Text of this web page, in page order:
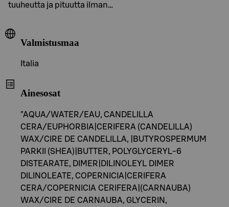
tuuheutta ja pituutta ilman…
Valmistusmaa
Italia
Ainesosat
"AQUA/WATER/EAU, CANDELILLA
CERA/EUPHORBIA|CERIFERA (CANDELILLA)
WAX/CIRE DE CANDELILLA, |BUTYROSPERMUM
PARKII (SHEA)|BUTTER, POLYGLYCERYL-6
DISTEARATE, DIMER|DILINOLEYL DIMER
DILINOLEATE, COPERNICIA|CERIFERA
CERA/COPERNICIA CERIFERA|(CARNAUBA)
WAX/CIRE DE CARNAUBA, GLYCERIN,